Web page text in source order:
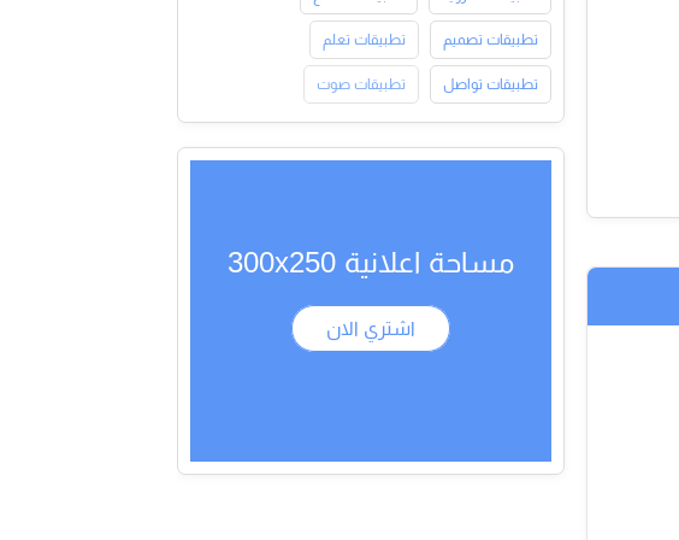
تطبيقات تصميم تطبيقات تعلم
تطبيقات تواصل تطبيقات صوت
مساحة اعلانية 300x250
اشتري الان